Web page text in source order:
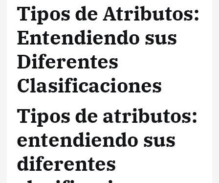
Tipos de Atributos:
Entendiendo sus
Diferentes
Clasificaciones
Tipos de atributos:
entendiendo sus
diferentes